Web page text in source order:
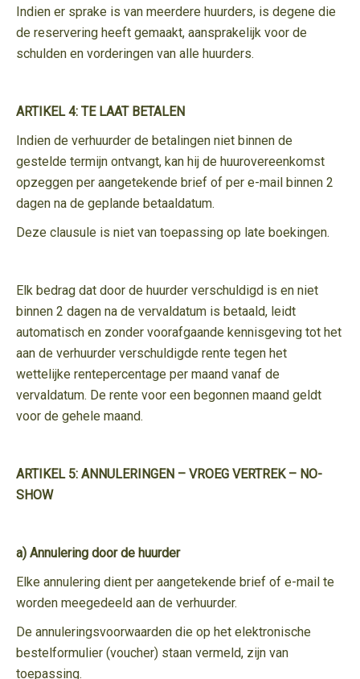
Indien er sprake is van meerdere huurders, is degene die
de reservering heeft gemaakt, aansprakelijk voor de
schulden en vorderingen van alle huurders.
ARTIKEL 4: TE LAAT BETALEN
Indien de verhuurder de betalingen niet binnen de
gestelde termijn ontvangt, kan hij de huurovereenkomst
opzeggen per aangetekende brief of per e-mail binnen 2
dagen na de geplande betaaldatum.
Deze clausule is niet van toepassing op late boekingen.
Elk bedrag dat door de huurder verschuldigd is en niet
binnen 2 dagen na de vervaldatum is betaald, leidt
automatisch en zonder voorafgaande kennisgeving tot het
aan de verhuurder verschuldigde rente tegen het
wettelijke rentepercentage per maand vanaf de
vervaldatum. De rente voor een begonnen maand geldt
voor de gehele maand.
ARTIKEL 5: ANNULERINGEN – VROEG VERTREK – NO-
SHOW
a) Annulering door de huurder
Elke annulering dient per aangetekende brief of e-mail te
worden meegedeeld aan de verhuurder.
De annuleringsvoorwaarden die op het elektronische
bestelformulier (voucher) staan vermeld, zijn van
toepassing.